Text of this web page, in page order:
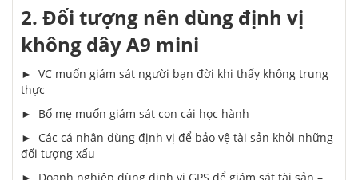
2. Đối tượng nên dùng định vị
không dây A9 mini
► VC muốn giám sát người bạn đời khi thấy không trung
thực
► Bố mẹ muốn giám sát con cái học hành
► Các cá nhân dùng định vị để bảo vệ tài sản khỏi những
đối tượng xấu